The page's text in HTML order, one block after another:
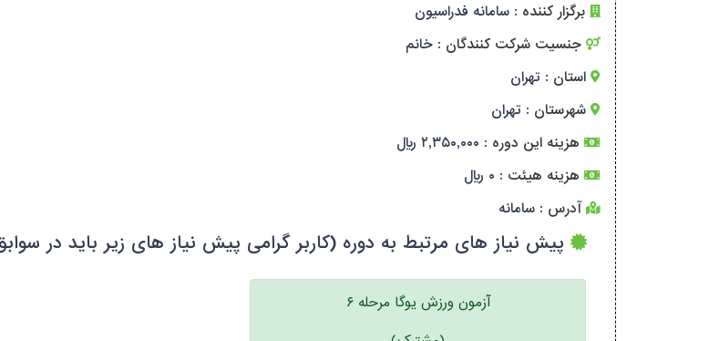
برگزار کننده : سامانه فدراسیون
جنسیت شرکت کنندگان : خانم
استان : تهران
شهرستان : تهران
هزینه این دوره : ۲,۳۵۰,۰۰۰ ریال
هزینه هیئت : ۰ ریال
آدرس : سامانه
پیش نیاز های مرتبط به دوره (کاربر گرامی پیش نیاز های زیر باید در
آزمون ورزش یوگا مرحله ۶